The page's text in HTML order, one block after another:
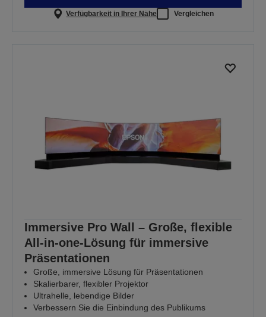
Verfügbarkeit in Ihrer Nähe Vergleichen
Immersive Pro Wall – Große, flexible
All-in-one-Lösung für immersive
Präsentationen
Große, immersive Lösung für Präsentationen
Skalierbarer, flexibler Projektor
Ultrahelle, lebendige Bilder
Verbessern Sie die Einbindung des Publikums